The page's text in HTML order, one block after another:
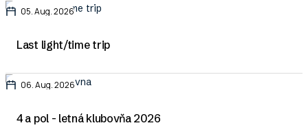
05. Aug. 2026
Last light/time trip
06. Aug. 2026
4 a pol - letná klubovňa 2026